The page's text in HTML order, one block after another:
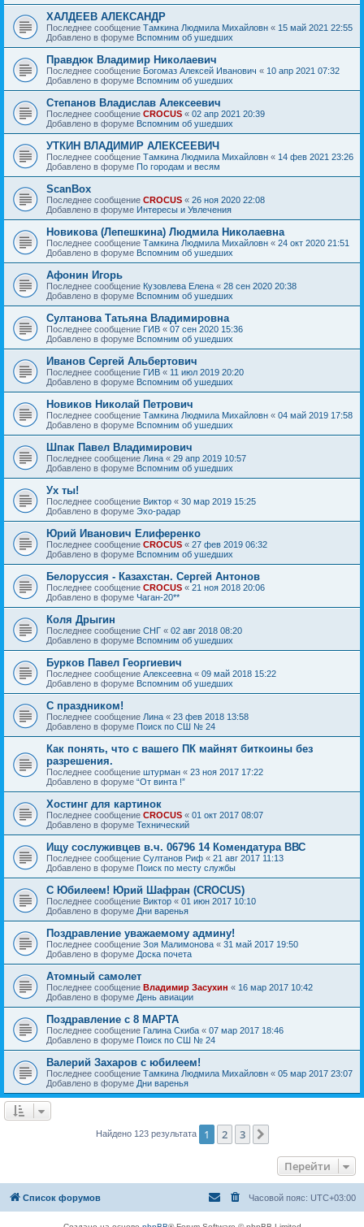
ХАЛДЕЕВ АЛЕКСАНДР
Последнее сообщение Тамкина Людмила Михайловн « 15 май 2021 22:55
Добавлено в форуме Вспомним об ушедших
Правдюк Владимир Николаевич
Последнее сообщение Богомаз Алексей Иванович « 10 апр 2021 07:32
Добавлено в форуме Вспомним об ушедших
Степанов Владислав Алексеевич
Последнее сообщение CROCUS « 02 апр 2021 20:39
Добавлено в форуме Вспомним об ушедших
УТКИН ВЛАДИМИР АЛЕКСЕЕВИЧ
Последнее сообщение Тамкина Людмила Михайловн « 14 фев 2021 23:26
Добавлено в форуме По городам и весям
ScanBox
Последнее сообщение CROCUS « 26 ноя 2020 22:08
Добавлено в форуме Интересы и Увлечения
Новикова (Лепешкина) Людмила Николаевна
Последнее сообщение Тамкина Людмила Михайловн « 24 окт 2020 21:51
Добавлено в форуме Вспомним об ушедших
Афонин Игорь
Последнее сообщение Кузовлева Елена « 28 сен 2020 20:38
Добавлено в форуме Вспомним об ушедших
Султанова Татьяна Владимировна
Последнее сообщение ГИВ « 07 сен 2020 15:36
Добавлено в форуме Вспомним об ушедших
Иванов Сергей Альбертович
Последнее сообщение ГИВ « 11 июл 2019 20:20
Добавлено в форуме Вспомним об ушедших
Новиков Николай Петрович
Последнее сообщение Тамкина Людмила Михайловн « 04 май 2019 17:58
Добавлено в форуме Вспомним об ушедших
Шпак Павел Владимирович
Последнее сообщение Лина « 29 апр 2019 10:57
Добавлено в форуме Вспомним об ушедших
Ух ты!
Последнее сообщение Виктор « 30 мар 2019 15:25
Добавлено в форуме Эхо-радар
Юрий Иванович Елиференко
Последнее сообщение CROCUS « 27 фев 2019 06:32
Добавлено в форуме Вспомним об ушедших
Белоруссия - Казахстан. Сергей Антонов
Последнее сообщение CROCUS « 21 ноя 2018 20:06
Добавлено в форуме Чаган-20**
Коля Дрыгин
Последнее сообщение СНГ « 02 авг 2018 08:20
Добавлено в форуме Вспомним об ушедших
Бурков Павел Георгиевич
Последнее сообщение Алексеевна « 09 май 2018 15:22
Добавлено в форуме Вспомним об ушедших
С праздником!
Последнее сообщение Лина « 23 фев 2018 13:58
Добавлено в форуме Поиск по СШ № 24
Как понять, что с вашего ПК майнят биткоины без
разрешения.
Последнее сообщение штурман « 23 ноя 2017 17:22
Добавлено в форуме “От винта !”
Хостинг для картинок
Последнее сообщение CROCUS « 01 окт 2017 08:07
Добавлено в форуме Технический
Ищу сослуживцев в.ч. 06796 14 Комендатура ВВС
Последнее сообщение Султанов Риф « 21 авг 2017 11:13
Добавлено в форуме Поиск по месту службы
С Юбилеем! Юрий Шафран (CROCUS)
Последнее сообщение Виктор « 01 июн 2017 10:10
Добавлено в форуме Дни варенья
Поздравление уважаемому админу!
Последнее сообщение Зоя Малимонова « 31 май 2017 19:50
Добавлено в форуме Доска почета
Атомный самолет
Последнее сообщение Владимир Засухин « 16 мар 2017 10:42
Добавлено в форуме День авиации
Поздравление с 8 МАРТА
Последнее сообщение Галина Скиба « 07 мар 2017 18:46
Добавлено в форуме Поиск по СШ № 24
Валерий Захаров с юбилеем!
Последнее сообщение Тамкина Людмила Михайловн « 05 мар 2017 23:07
Добавлено в форуме Дни варенья
Найдено 123 результата 1 2 3
Перейти
Список форумов Часовой пояс: UTC+03:00